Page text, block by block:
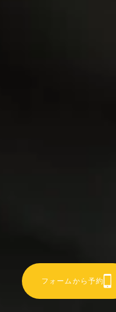
フォームから予約